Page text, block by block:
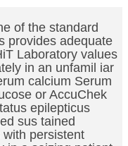
of the standard
provides adequate
Laboratory values
in an unfamil iar
calcium Serum
or AccuChek
epilepticus
sus tained
persistent